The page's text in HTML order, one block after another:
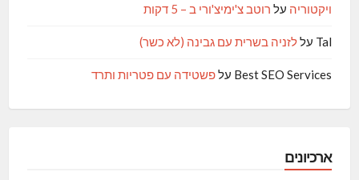
ויקטוריה על רוטב צ'ימיצ'ורי ב – 5 דקות
Tal עללזניה בשרית עם גבינה (לא כשר)
Best SEO Services עלפשטידה עם פטריות ותרד
ארכיונים